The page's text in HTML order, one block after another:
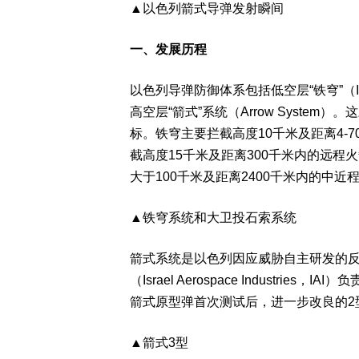
▲以色列箭式导弹发射瞬间
一、发展历程
以色列导弹防御体系包括低空层“铁穹”
高空层“箭式”系统（Arrow System）。
标。铁穹主要拦截高度10千米及距离4-
截高度15千米及距离300千米内的远程
大于100千米及距离2400千米内的中近
▲铁穹系统和大卫投石索系统
箭式系统是以色列因应威胁自主研发的
（Israel Aerospace Industries，IAI）
箭式原型弹首次测试后，进一步改良的
▲箭式3型